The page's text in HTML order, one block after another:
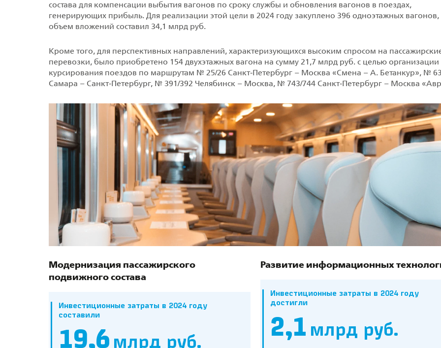
состава для компенсации выбытия вагонов по сроку службы и обновления вагонов в поездах,
генерирующих прибыль. Для реализации этой цели в 2024 году закуплено 396 одноэтажных вагонов,
объем вложений составил 34,1 млрд руб.
Кроме того, для перспективных направлений, характеризующихся высоким спросом на
перевозки, было приобретено 154 двухэтажных вагона на сумму 21,7 млрд руб. с целью организации
курсирования поездов по маршрутам № 25/26 Санкт‑Петербург – Москва «Смена – А. Бетанкур», №
Самара – Санкт‑Петербург, № 391/392 Челябинск – Москва, № 743/744 Санкт‑Петербург – Москва
Модернизация пассажирского
подвижного состава
Инвестиционные затраты в 2024 году
составили
19,6 млрд руб.
Развитие информационных
Инвестиционные затраты в 2024 году
достигли
2,1 млрд руб.